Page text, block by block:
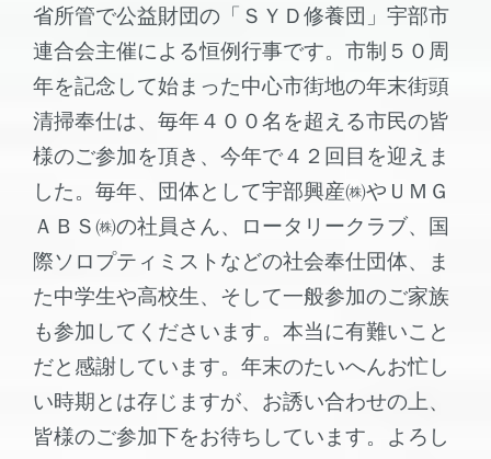
省所管で公益財団の「ＳＹＤ修養団」宇部市
連合会主催による恒例行事です。市制５０周
年を記念して始まった中心市街地の年末街頭
清掃奉仕は、毎年４００名を超える市民の皆
様のご参加を頂き、今年で４２回目を迎えま
した。毎年、団体として宇部興産㈱やＵＭＧ
ＡＢＳ㈱の社員さん、ロータリークラブ、国
際ソロプティミストなどの社会奉仕団体、ま
た中学生や高校生、そして一般参加のご家族
も参加してくださいます。本当に有難いこと
だと感謝しています。年末のたいへんお忙し
い時期とは存じますが、お誘い合わせの上、
皆様のご参加下をお待ちしています。よろし